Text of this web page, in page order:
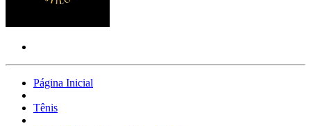
Página Inicial
Tênis